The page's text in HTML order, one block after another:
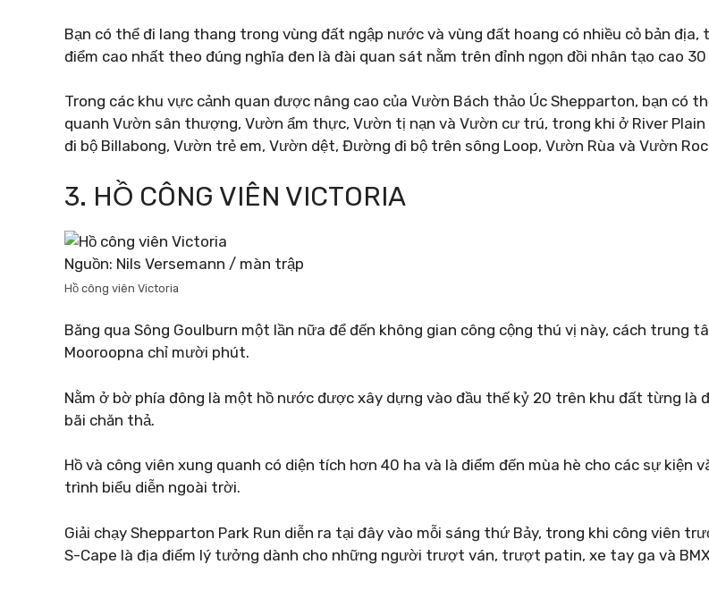
Bạn có thể đi lang thang trong vùng đất ngập nước và vùng đất hoang có nhiều cỏ bản địa,
điểm cao nhất theo đúng nghĩa đen là đài quan sát nằm trên đỉnh ngọn đồi nhân tạo cao
Trong các khu vực cảnh quan được nâng cao của Vườn Bách thảo Úc Shepparton, bạn có
quanh Vườn sân thượng, Vườn ẩm thực, Vườn tị nạn và Vườn cư trú, trong khi ở River
đi bộ Billabong, Vườn trẻ em, Vườn dệt, Đường đi bộ trên sông Loop, Vườn Rùa và Vườn
3. HỒ CÔNG VIÊN VICTORIA
Nguồn: Nils Versemann / màn trập
Hồ công viên Victoria
Băng qua Sông Goulburn một lần nữa để đến không gian công cộng thú vị này, cách trung
Mooroopna chỉ mười phút.
Nằm ở bờ phía đông là một hồ nước được xây dựng vào đầu thế kỷ 20 trên khu đất từng là
bãi chăn thả.
Hồ và công viên xung quanh có diện tích hơn 40 ha và là điểm đến mùa hè cho các sự kiện
trình biểu diễn ngoài trời.
Giải chạy Shepparton Park Run diễn ra tại đây vào mỗi sáng thứ Bảy, trong khi công viên
S-Cape là địa điểm lý tưởng dành cho những người trượt ván, trượt patin, xe tay ga và